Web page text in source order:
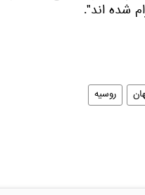
شده اند".
روسیه